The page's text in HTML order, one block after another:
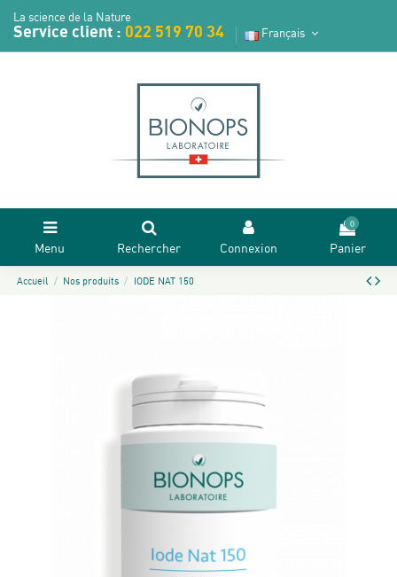
La science de la Nature
Service client : 022 519 70 34 Français
Menu Rechercher Connexion
0
Panier
Accueil Nos produits IODE NAT 150